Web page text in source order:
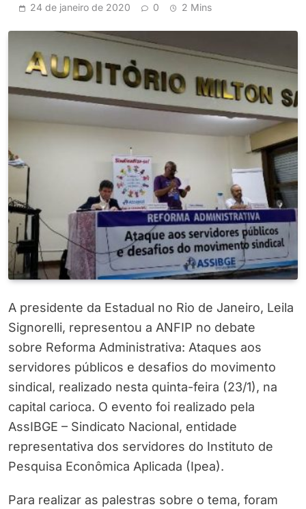
24 de janeiro de 2020 0 2 Mins
A presidente da Estadual no Rio de Janeiro, Leila
Signorelli, representou a ANFIP no debate
sobre Reforma Administrativa: Ataques aos
servidores públicos e desafios do movimento
sindical, realizado nesta quinta-feira (23/1), na
capital carioca. O evento foi realizado pela
AssIBGE – Sindicato Nacional, entidade
representativa dos servidores do Instituto de
Pesquisa Econômica Aplicada (Ipea).
Para realizar as palestras sobre o tema, foram